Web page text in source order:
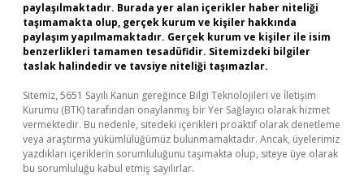
paylaşılmaktadır. Burada yer alan içerikler haber niteliği
taşımamakta olup, gerçek kurum ve kişiler hakkında
paylaşım yapılmamaktadır. Gerçek kurum ve kişiler ile isim
benzerlikleri tamamen tesadüfidir. Sitemizdeki bilgiler
taslak halindedir ve tavsiye niteliği taşımazlar.
Sitemiz, 5651 Sayılı Kanun gereğince Bilgi Teknolojileri ve İletişim
Kurumu (BTK) tarafından onaylanmış bir Yer Sağlayıcı olarak hizmet
vermektedir. Bu nedenle, sitedeki içerikleri proaktif olarak denetleme
veya araştırma yükümlülüğümüz bulunmamaktadır. Ancak, üyelerimiz
yazdıkları içeriklerin sorumluluğunu taşımakta olup, siteye üye olarak
bu sorumluluğu kabul etmiş sayılırlar.